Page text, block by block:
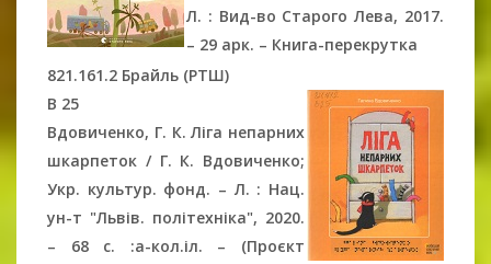
Л. : Вид-во Старого Лева, 2017.
– 29 арк. – Книга-перекрутка
821.161.2 Брайль (РТШ)
В 25
Вдовиченко, Г. К. Ліга непарних
шкарпеток / Г. К. Вдовиченко;
Укр. культур. фонд. – Л. : Нац.
ун-т "Львів. політехніка", 2020.
– 68 c. :a-кол.іл. – (Проєкт